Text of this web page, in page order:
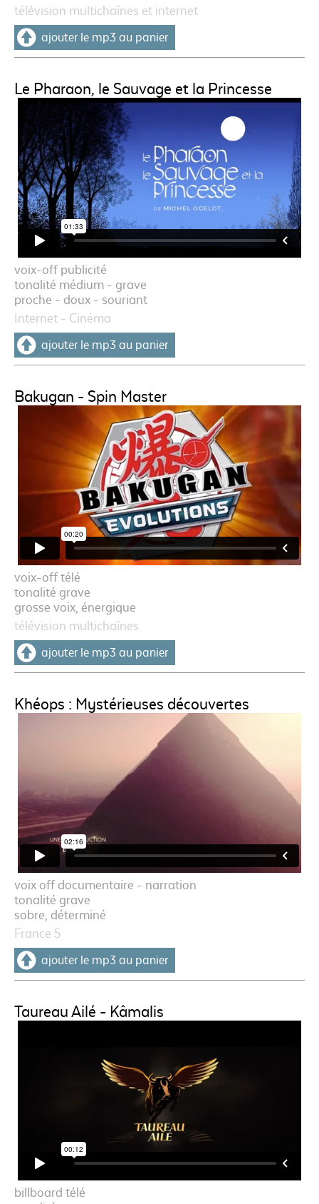
télévision multichaînes et internet
ajouter le mp3 au panier
Le Pharaon, le Sauvage et la Princesse
voix-off publicité
tonalité médium - grave
proche - doux - souriant
Internet - Cinéma
ajouter le mp3 au panier
Bakugan - Spin Master
voix-off télé
tonalité grave
grosse voix, énergique
télévision multichaînes
ajouter le mp3 au panier
Khéops : Mystérieuses découvertes
voix off documentaire - narration
tonalité grave
sobre, déterminé
France 5
ajouter le mp3 au panier
Taureau Ailé - Kâmalis
billboard télé